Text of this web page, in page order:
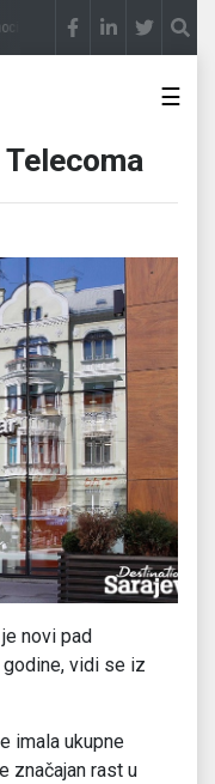
potencijal pretvara u destinaciju
☰
novi pad
vidi se iz
imala ukupne
značajan rast u